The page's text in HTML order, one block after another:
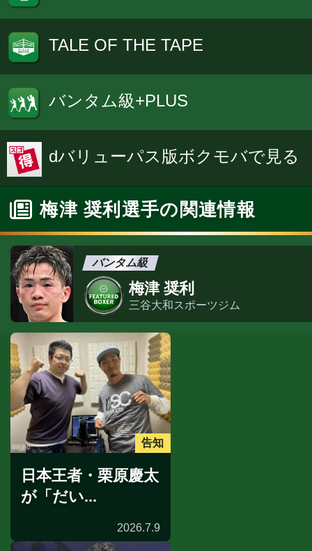
TALE OF THE TAPE
バンタム級+PLUS
dバリューパス版ボクモバで見る
梅津 奨利選手の関連情報
バンタム級
梅津 奨利
三谷大和スポーツジム
告知
日本王者・栗原慶太
が「だい...
2026.7.9